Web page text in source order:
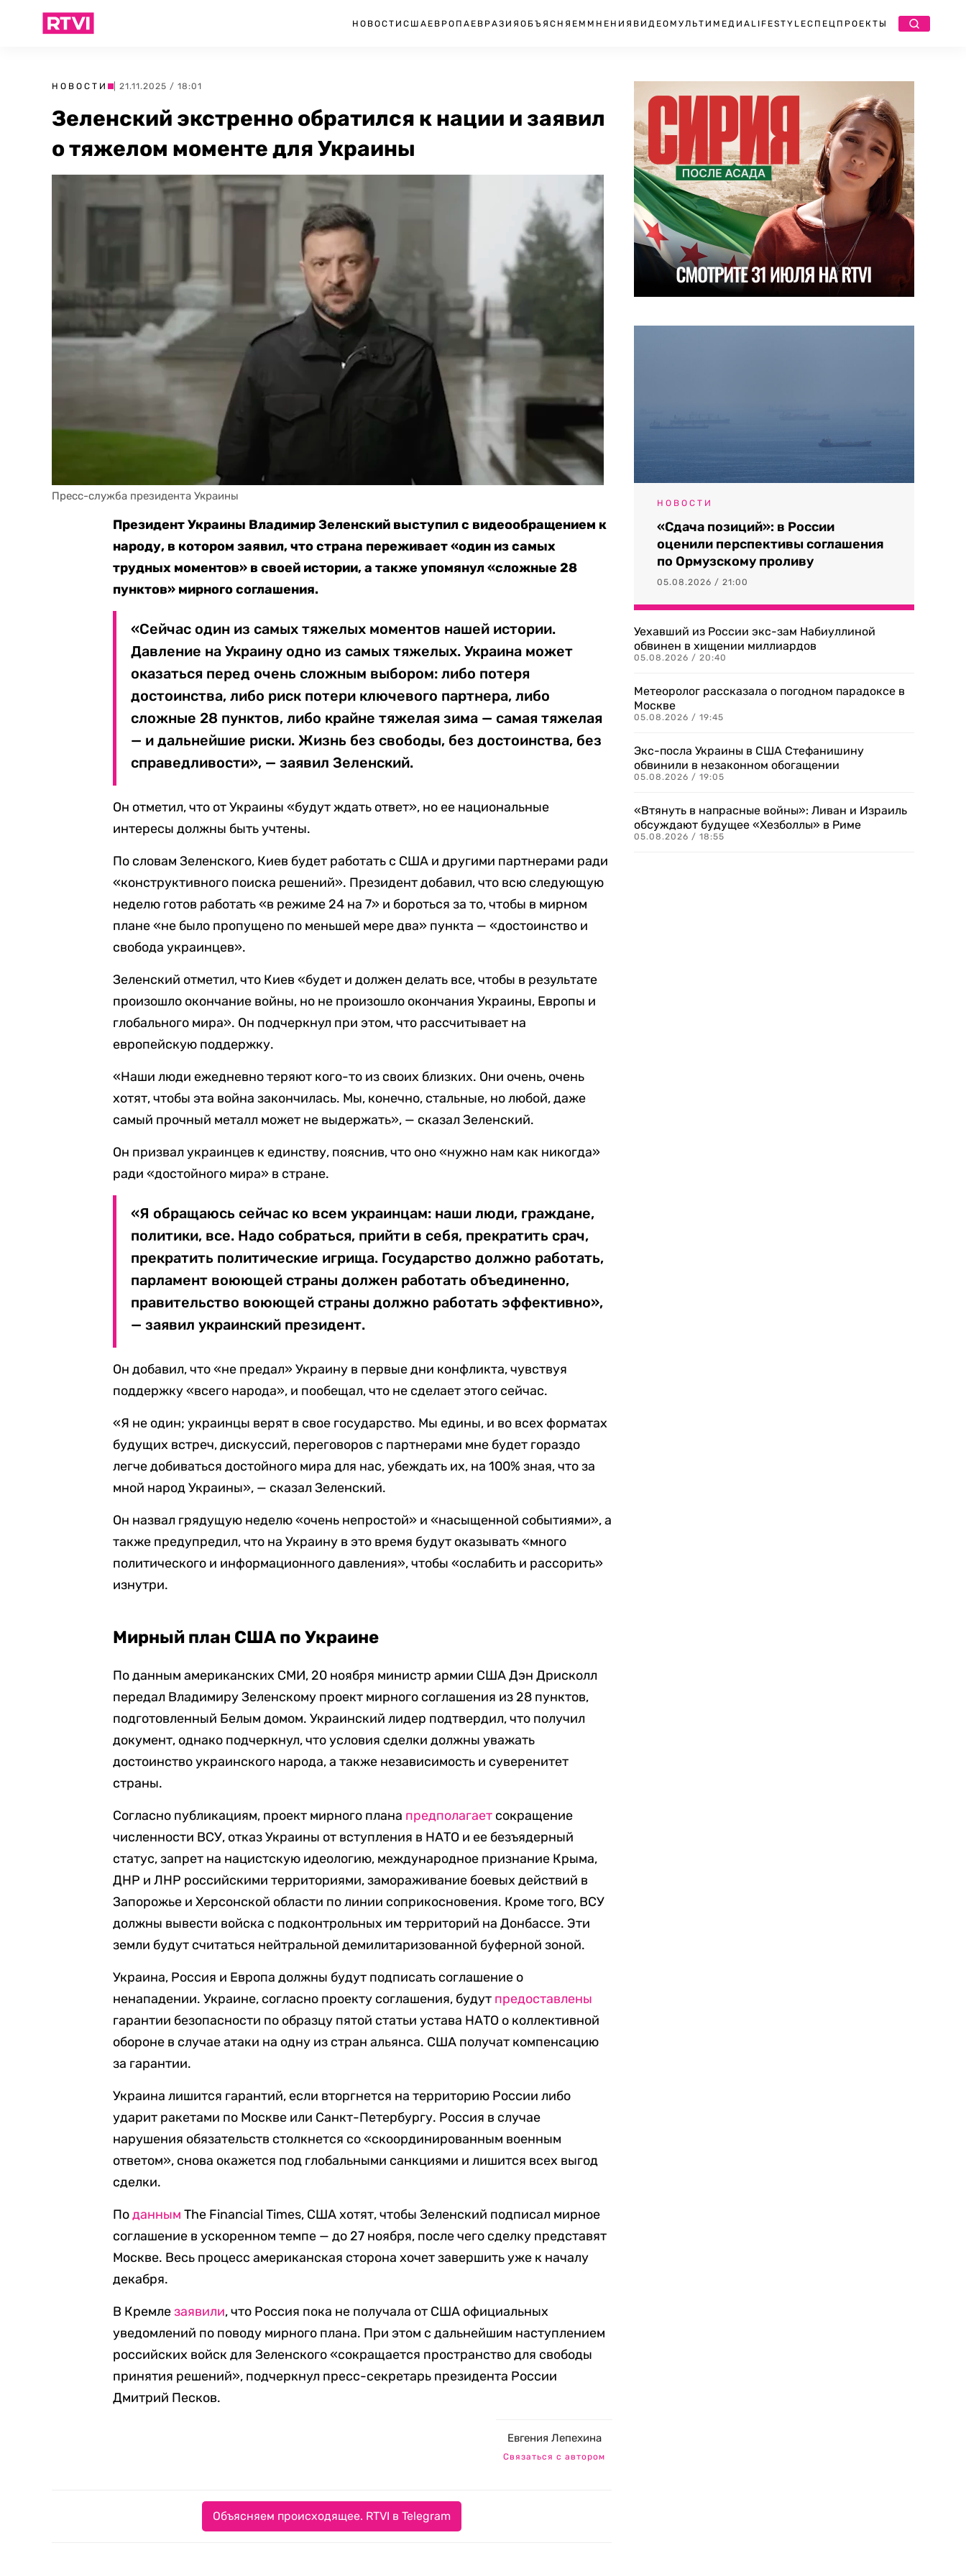
НОВОСТИ США ЕВРОПА ЕВРАЗИЯ ОБЪЯСНЯЕМ МНЕНИЯ ВИДЕО МУЛЬТИМЕДИА LIFESTYLEСПЕЦПРОЕКТЫ
НОВОСТИ | 21.11.2025 / 18:01
Зеленский экстренно обратился к нации и заявил
о тяжелом моменте для Украины
Пресс-служба президента Украины
Президент Украины Владимир Зеленский выступил с видеообращением к
народу, в котором заявил, что страна переживает «один из самых
трудных моментов» в своей истории, а также упомянул «сложные 28
пунктов» мирного соглашения.
«Сейчас один из самых тяжелых моментов нашей истории.
Давление на Украину одно из самых тяжелых. Украина может
оказаться перед очень сложным выбором: либо потеря
достоинства, либо риск потери ключевого партнера, либо
сложные 28 пунктов, либо крайне тяжелая зима — самая тяжелая
— и дальнейшие риски. Жизнь без свободы, без достоинства, без
справедливости», — заявил Зеленский.
Он отметил, что от Украины «будут ждать ответ», но ее национальные
интересы должны быть учтены.
По словам Зеленского, Киев будет работать с США и другими партнерами ради
«конструктивного поиска решений». Президент добавил, что всю следующую
неделю готов работать «в режиме 24 на 7» и бороться за то, чтобы в мирном
плане «не было пропущено по меньшей мере два» пункта — «достоинство и
свобода украинцев».
Зеленский отметил, что Киев «будет и должен делать все, чтобы в результате
произошло окончание войны, но не произошло окончания Украины, Европы и
глобального мира». Он подчеркнул при этом, что рассчитывает на
европейскую поддержку.
«Наши люди ежедневно теряют кого-то из своих близких. Они очень, очень
хотят, чтобы эта война закончилась. Мы, конечно, стальные, но любой, даже
самый прочный металл может не выдержать», — сказал Зеленский.
Он призвал украинцев к единству, пояснив, что оно «нужно нам как никогда»
ради «достойного мира» в стране.
«Я обращаюсь сейчас ко всем украинцам: наши люди, граждане,
политики, все. Надо собраться, прийти в себя, прекратить срач,
прекратить политические игрища. Государство должно работать,
парламент воюющей страны должен работать объединенно,
правительство воюющей страны должно работать эффективно»,
— заявил украинский президент.
Он добавил, что «не предал» Украину в первые дни конфликта, чувствуя
поддержку «всего народа», и пообещал, что не сделает этого сейчас.
«Я не один; украинцы верят в свое государство. Мы едины, и во всех форматах
будущих встреч, дискуссий, переговоров с партнерами мне будет гораздо
легче добиваться достойного мира для нас, убеждать их, на 100% зная, что за
мной народ Украины», — сказал Зеленский.
Он назвал грядущую неделю «очень непростой» и «насыщенной событиями», а
также предупредил, что на Украину в это время будут оказывать «много
политического и информационного давления», чтобы «ослабить и рассорить»
изнутри.
Мирный план США по Украине
По данным американских СМИ, 20 ноября министр армии США Дэн Дрисколл
передал Владимиру Зеленскому проект мирного соглашения из 28 пунктов,
подготовленный Белым домом. Украинский лидер подтвердил, что получил
документ, однако подчеркнул, что условия сделки должны уважать
достоинство украинского народа, а также независимость и суверенитет
страны.
Согласно публикациям, проект мирного плана предполагает сокращение
численности ВСУ, отказ Украины от вступления в НАТО и ее безъядерный
статус, запрет на нацистскую идеологию, международное признание Крыма,
ДНР и ЛНР российскими территориями, замораживание боевых действий в
Запорожье и Херсонской области по линии соприкосновения. Кроме того, ВСУ
должны вывести войска с подконтрольных им территорий на Донбассе. Эти
земли будут считаться нейтральной демилитаризованной буферной зоной.
Украина, Россия и Европа должны будут подписать соглашение о
ненападении. Украине, согласно проекту соглашения, будут предоставлены
гарантии безопасности по образцу пятой статьи устава НАТО о коллективной
обороне в случае атаки на одну из стран альянса. США получат компенсацию
за гарантии.
Украина лишится гарантий, если вторгнется на территорию России либо
ударит ракетами по Москве или Санкт-Петербургу. Россия в случае
нарушения обязательств столкнется со «скоординированным военным
ответом», снова окажется под глобальными санкциями и лишится всех выгод
сделки.
Поданным The Financial Times, США хотят, чтобы Зеленский подписал мирное
соглашение в ускоренном темпе — до 27 ноября, после чего сделку представят
Москве. Весь процесс американская сторона хочет завершить уже к началу
декабря.
В Кремлезаявили, что Россия пока не получала от США официальных
уведомлений по поводу мирного плана. При этом с дальнейшим наступлением
российских войск для Зеленского «сокращается пространство для свободы
принятия решений», подчеркнул пресс-секретарь президента России
Дмитрий Песков.
Евгения Лепехина
Связаться с автором
Объясняем происходящее. RTVI в Telegram
НОВОСТИ
«Сдача позиций»: в России
оценили перспективы соглашения
по Ормузскому проливу
05.08.2026 / 21:00
Уехавший из России экс-зам Набиуллиной
обвинен в хищении миллиардов
05.08.2026 / 20:40
Метеоролог рассказала о погодном парадоксе в
Москве
05.08.2026 / 19:45
Экс-посла Украины в США Стефанишину
обвинили в незаконном обогащении
05.08.2026 / 19:05
«Втянуть в напрасные войны»: Ливан и Израиль
обсуждают будущее «Хезболлы» в Риме
05.08.2026 / 18:55